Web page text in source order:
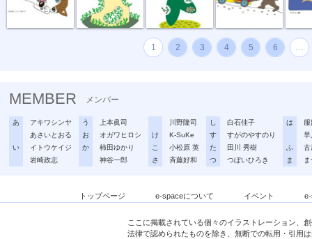
1 2 3 4 5 6 …
MEMBER メンバー
あ
アキワシンヤ
あさいとおる
い
イトウケイジ
岩崎政志
う
上本眞司
お
オガワヒロシ
か
柿田ゆかり
神谷一郎
川野隆司
け
K-SuKe
こ
小松原 英
さ
斉藤好和
し
白石佳子
す
すがのやすのり
た
田川 秀樹
つ
つぼいひろき
は
早
ふ
古
ま
トップページ e-spaceについて イベント
ここに掲載されている個々のイラストレーション、
法律で認められたものを除き、無断での転用・引用